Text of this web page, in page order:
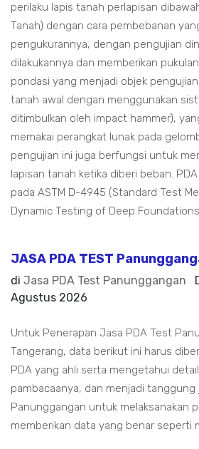
perilaku lapis tanah perlapisan
Tanah) dengan cara pembebanan
pengukurannya, dengan pengujian
dilakukannya dan memberikan
pondasi yang menjadi objek
tanah awal dengan menggunakan
ditimbulkan oleh impact hammer),
memakai perangkat lunak pada
pengujian ini juga berfungsi untuk
lapisan tanah ketika diberi beban.
pada ASTM D-4945 (Standard Test
Dynamic Testing of Deep
JASA PDA TEST
di Jasa PDA Test Panunggangan
Agustus 2026
Untuk Penerapan Jasa PDA Test
Tangerang, data berikut ini harus
PDA yang ahli serta mengetahui
pambacaanya, dan menjadi
Panunggangan untuk melaksanakan
memberikan data yang benar seperti